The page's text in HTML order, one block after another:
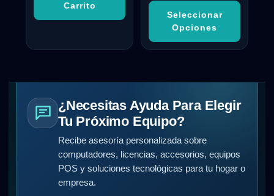
Carrito
Seleccionar
Opciones
¿Necesitas Ayuda Para Elegir
Tu Próximo Equipo?
Recibe asesoría personalizada sobre
computadores, licencias, accesorios, equipos
POS y soluciones tecnológicas para tu hogar o
empresa.